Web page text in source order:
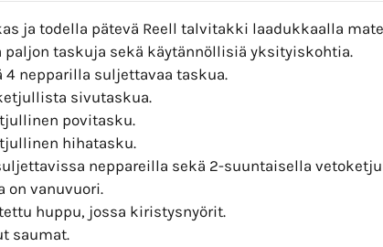
ja todella pätevä Reell talvitakki laadukkaalla
paljon taskuja sekä käytännöllisiä yksityiskohtia.
4 nepparilla suljettavaa taskua.
sivutaskua.
povitasku.
hihatasku.
neppareilla sekä 2-suuntaisella
on vanuvuori.
huppu, jossa kiristysnyörit.
saumat.